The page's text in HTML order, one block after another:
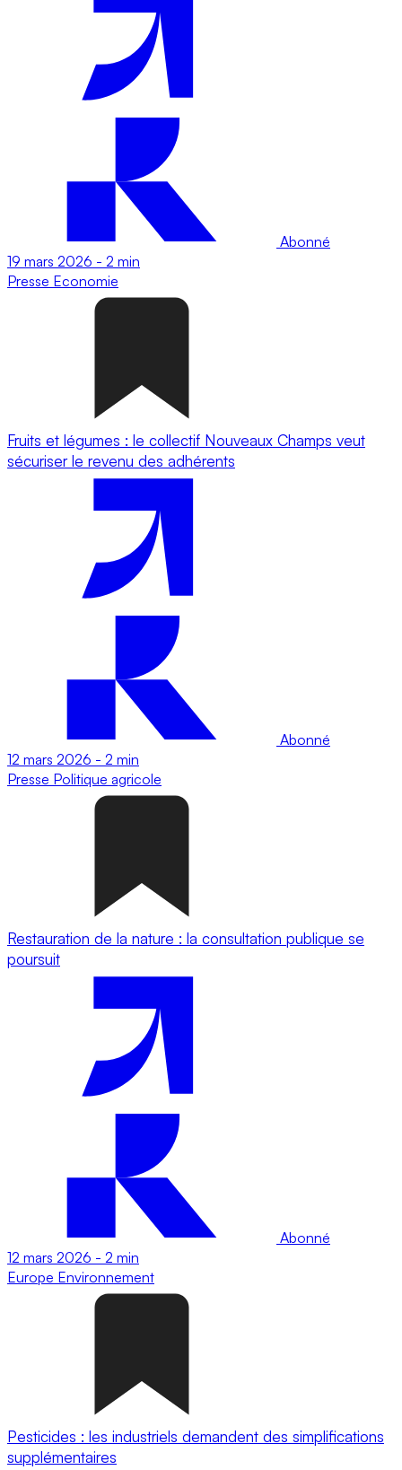
Abonné
19 mars 2026 - 2 min
Presse Economie
Fruits et légumes : le collectif Nouveaux Champs veut
sécuriser le revenu des adhérents
Abonné
12 mars 2026 - 2 min
Presse Politique agricole
Restauration de la nature : la consultation publique se
poursuit
Abonné
12 mars 2026 - 2 min
Europe Environnement
Pesticides : les industriels demandent des simplifications
supplémentaires